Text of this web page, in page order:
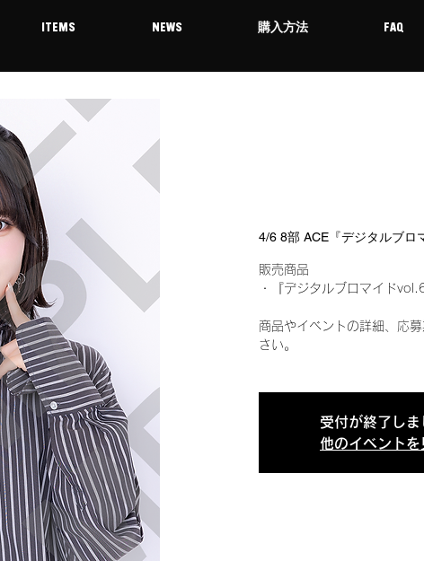
ITEMS NEWS 購入方法 FAQ
4/6 8部 ACE『デジタルブロ
販売商品
・『デジタルブロマイド
商品やイベントの詳細、応
さい。
受付が終了しま
他のイベントを